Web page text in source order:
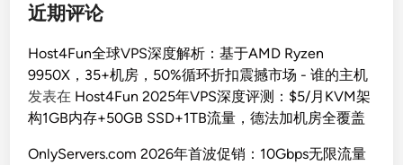
近期评论
Host4Fun全球VPS深度解析：基于AMD Ryzen
9950X，35+机房，50%循环折扣震撼市场 - 谁的主机
发表在 Host4Fun 2025年VPS深度评测：$5/月KVM架
构1GB内存+50GB SSD+1TB流量，德法加机房全覆盖
OnlyServers.com 2026年首波促销：10Gbps无限流量